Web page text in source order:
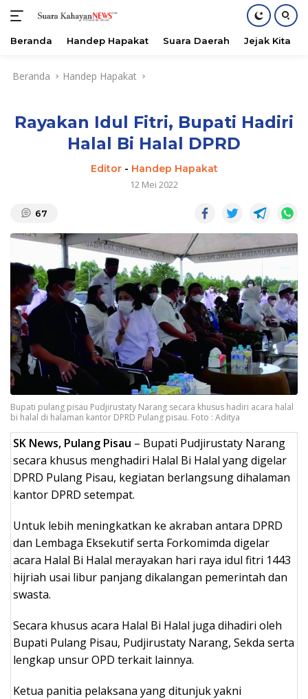
Beranda Handep Hapakat Suara Daerah Jejak Kita
Beranda Handep Hapakat
Rayakan Idul Fitri, Bupati Hadiri
Halal Bi Halal DPRD
Editor- Handep Hapakat
12 Mei 2022
67
Bupati pulang pisau Pudjirustaty Narang secara khusus hadiri acara halal
bi halal di halaman kantor DPRD Pulang pisau. Foto : Aditya
SK News, Pulang Pisau – Bupati Pudjirustaty Narang
secara khusus menghadiri Halal Bi Halal yang digelar
DPRD Pulang Pisau, kegiatan berlangsung dihalaman
kantor DPRD setempat.
Untuk lebih meningkatkan ke akraban antara DPRD
dan Lembaga Eksekutif serta Forkomimda digelar
acara Halal Bi Halal merayakan hari raya idul fitri 1443
hijriah usai libur panjang dikalangan pemerintah dan
swasta.
Secara khusus acara Halal Bi Halal juga dihadiri oleh
Bupati Pulang Pisau, Pudjirustaty Narang, Sekda serta
lengkap unsur OPD terkait lainnya.
Ketua panitia pelaksana yang ditunjuk yakni